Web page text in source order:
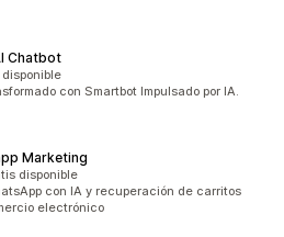
Chatbot
con Smartbot Impulsado por IA.
Marketing
disponible
con IA y recuperación de carritos
electrónico